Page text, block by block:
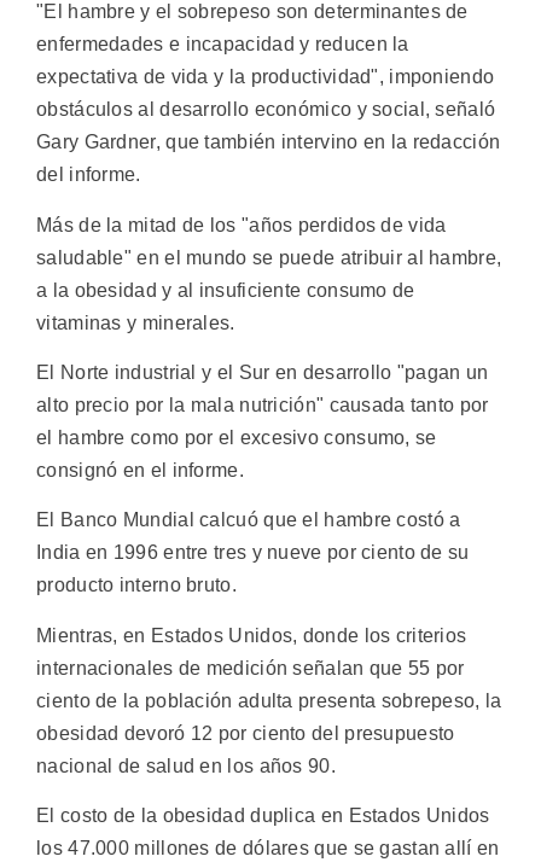
"El hambre y el sobrepeso son determinantes de
enfermedades e incapacidad y reducen la
expectativa de vida y la productividad", imponiendo
obstáculos al desarrollo económico y social, señaló
Gary Gardner, que también intervino en la redacción
del informe.
Más de la mitad de los "años perdidos de vida
saludable" en el mundo se puede atribuir al hambre,
a la obesidad y al insuficiente consumo de
vitaminas y minerales.
El Norte industrial y el Sur en desarrollo "pagan un
alto precio por la mala nutrición" causada tanto por
el hambre como por el excesivo consumo, se
consignó en el informe.
El Banco Mundial calcuó que el hambre costó a
India en 1996 entre tres y nueve por ciento de su
producto interno bruto.
Mientras, en Estados Unidos, donde los criterios
internacionales de medición señalan que 55 por
ciento de la población adulta presenta sobrepeso, la
obesidad devoró 12 por ciento del presupuesto
nacional de salud en los años 90.
El costo de la obesidad duplica en Estados Unidos
los 47.000 millones de dólares que se gastan allí en